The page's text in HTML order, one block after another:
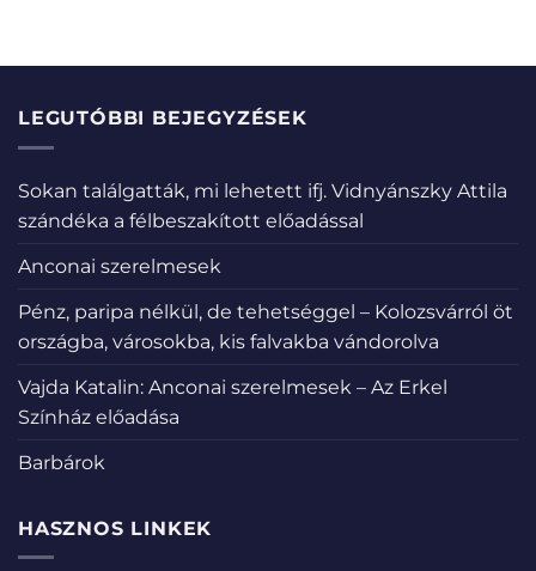
LEGUTÓBBI BEJEGYZÉSEK
Sokan találgatták, mi lehetett ifj. Vidnyánszky Attila
szándéka a félbeszakított előadással
Anconai szerelmesek
Pénz, paripa nélkül, de tehetséggel – Kolozsvárról öt
országba, városokba, kis falvakba vándorolva
Vajda Katalin: Anconai szerelmesek – Az Erkel
Színház előadása
Barbárok
HASZNOS LINKEK